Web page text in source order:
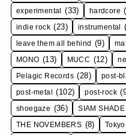
experimental (33) hardcore
indie rock (23) instrumental
leave them all behind (9)
MONO (13) MUCC (12)
Pelagic Records (28) post-
post-metal (102) post-rock
shoegaze (36) SIAM SHADE
THE NOVEMBERS (8)